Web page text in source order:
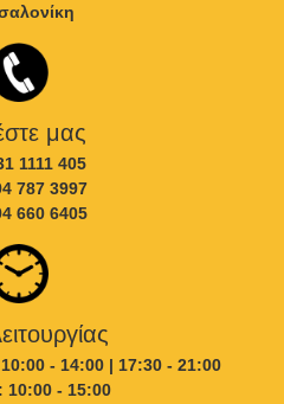
μας
1111 405
787 3997
660 6405
- 14:00 | 17:30 - 21:00
10:00 - 15:00